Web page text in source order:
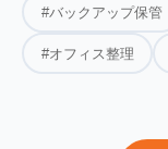
#バックアップ保管
#オフィス整理